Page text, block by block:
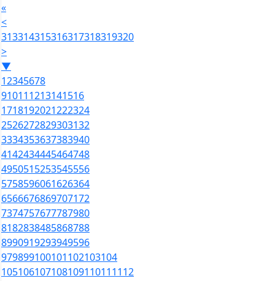
«
<
313314315316317318319320
>
▼
12345678
910111213141516
1718192021222324
2526272829303132
3334353637383940
4142434445464748
4950515253545556
5758596061626364
6566676869707172
7374757677787980
8182838485868788
8990919293949596
979899100101102103104
105106107108109110111112